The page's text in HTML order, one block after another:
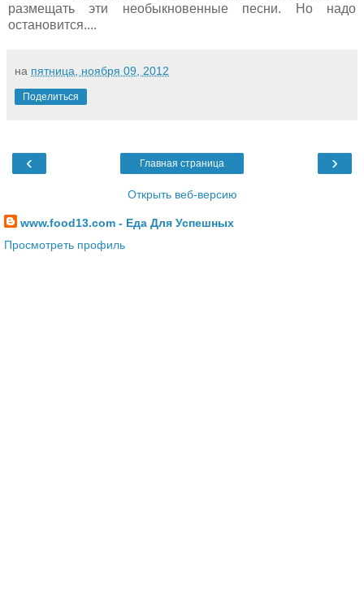
размещать эти необыкновенные песни. Но надо
остановится....
на пятница, ноября 09, 2012
Поделиться
‹ ›
Главная страница
Открыть веб-версию
www.food13.com - Еда Для Успешных
Просмотреть профиль